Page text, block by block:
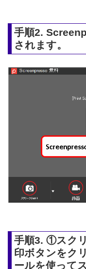
手順2.
されます。
手順3. ①スク
印ボタンをク
ールを使って